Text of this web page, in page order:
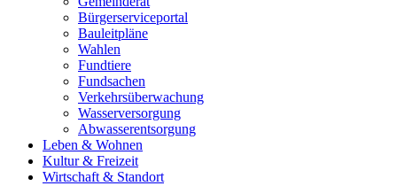
Bürgerserviceportal
Bauleitpläne
Wahlen
Fundtiere
Fundsachen
Verkehrsüberwachung
Wasserversorgung
Abwasserentsorgung
Leben & Wohnen
Kultur & Freizeit
Wirtschaft & Standort